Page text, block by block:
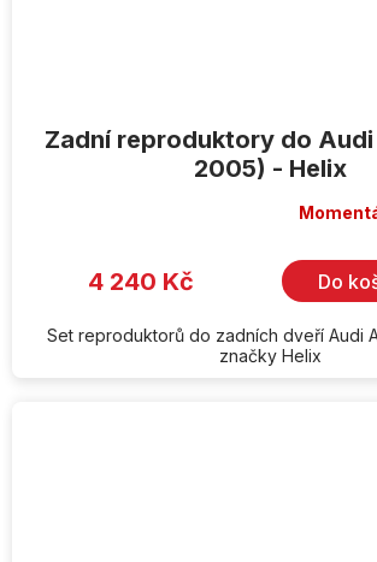
Zadní reproduktory do
2005) - Helix
4 240 Kč Do
Set reproduktorů do zadních dveří Audi
značky Helix